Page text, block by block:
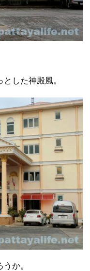
した神殿風。
か。